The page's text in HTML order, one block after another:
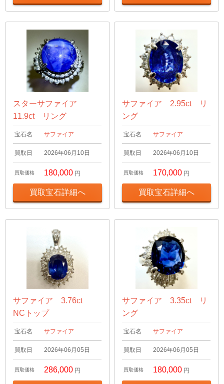
スターサファイア
11.9ct リング
宝石名 サファイア
買取日 2026年06月10日
買取価格 180,000 円
買取宝石詳細へ
サファイア 2.95ct リ
ング
宝石名 サファイア
買取日 2026年06月10日
買取価格 170,000 円
買取宝石詳細へ
サファイア 3.76ct
NCトップ
宝石名 サファイア
買取日 2026年06月05日
買取価格 286,000 円
サファイア 3.35ct リ
ング
宝石名 サファイア
買取日 2026年06月05日
買取価格 180,000 円